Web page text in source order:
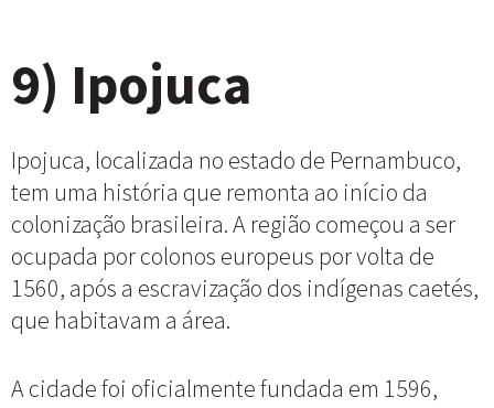
9) Ipojuca
Ipojuca, localizada no estado de Pernambuco,
tem uma história que remonta ao início da
colonização brasileira. A região começou a ser
ocupada por colonos europeus por volta de
1560, após a escravização dos indígenas caetés,
que habitavam a área.
A cidade foi oficialmente fundada em 1596,